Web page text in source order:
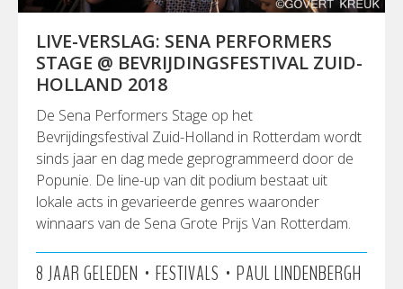
LIVE-VERSLAG: SENA PERFORMERS
STAGE @ BEVRIJDINGSFESTIVAL ZUID-
HOLLAND 2018
De Sena Performers Stage op het
Bevrijdingsfestival Zuid-Holland in Rotterdam wordt
sinds jaar en dag mede geprogrammeerd door de
Popunie. De line-up van dit podium bestaat uit
lokale acts in gevarieerde genres waaronder
winnaars van de Sena Grote Prijs Van Rotterdam.
8 JAAR GELEDEN • FESTIVALS • PAUL LINDENBERGH